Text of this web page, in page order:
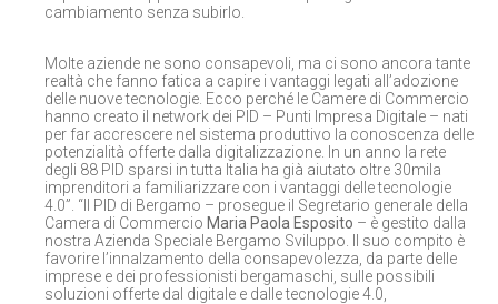
cambiamento senza subirlo.
Molte aziende ne sono consapevoli, ma ci sono ancora tante
realtà che fanno fatica a capire i vantaggi legati all’adozione
delle nuove tecnologie. Ecco perché le Camere di Commercio
hanno creato il network dei PID – Punti Impresa Digitale – nati
per far accrescere nel sistema produttivo la conoscenza delle
potenzialità offerte dalla digitalizzazione. In un anno la rete
degli 88 PID sparsi in tutta Italia ha già aiutato oltre 30mila
imprenditori a familiarizzare con i vantaggi delle tecnologie
4.0”. “Il PID di Bergamo – prosegue il Segretario generale della
Camera di Commercio Maria Paola Esposito – è gestito dalla
nostra Azienda Speciale Bergamo Sviluppo. Il suo compito è
favorire l’innalzamento della consapevolezza, da parte delle
imprese e dei professionisti bergamaschi, sulle possibili
soluzioni offerte dal digitale e dalle tecnologie 4.0,